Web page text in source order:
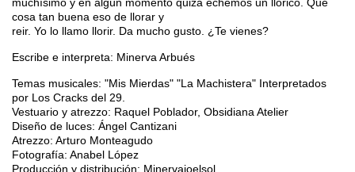
cosa tan buena eso de llorar y
reir. Yo lo llamo llorir. Da mucho gusto. ¿Te vienes?
Escribe e interpreta: Minerva Arbués
Temas musicales: "Mis Mierdas" "La Machistera" Interpretados
por Los Cracks del 29.
Vestuario y atrezzo: Raquel Poblador, Obsidiana Atelier
Diseño de luces: Ángel Cantizani
Atrezzo: Arturo Monteagudo
Fotografía: Anabel López
Producción y distribución: Minervajoelsol